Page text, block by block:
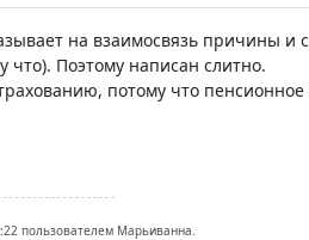
на взаимосвязь причины и
Поэтому написан слитно.
потому что пенсионное
пользователем Марьиванна.